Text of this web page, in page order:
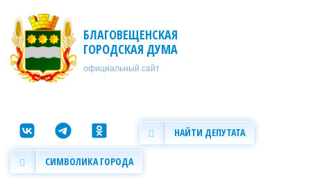
БЛАГОВЕЩЕНСКАЯ
ГОРОДСКАЯ ДУМА
официальный сайт
НАЙТИ ДЕПУТАТА
СИМВОЛИКА ГОРОДА